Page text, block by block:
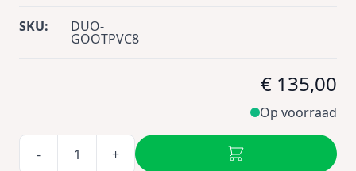
SKU: DUO-
GOOTPVC8
€ 135,00
Op voorraad
- +